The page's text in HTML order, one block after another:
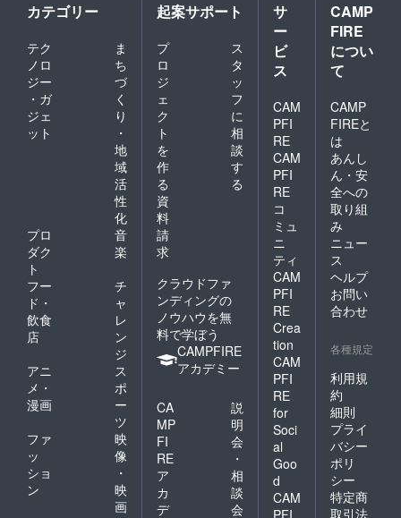
カテゴリー
テク
ノロ
ジー
・ガ
ジェ
ット
ま
ち
づ
く
り
・
地
域
活
性
化
プロ
ダク
ト
音
楽
フー
ド・
飲食
店
チ
ャ
レ
ン
ジ
アニ
メ・
漫画
ス
ポ
ー
ツ
ファ
ッ
ショ
ン
映
像
・
映
画
起案サポート
プ
ロ
ジ
ェ
ク
ト
を
作
る
ス
タ
ッ
フ
に
相
談
す
る
資
料
請
求
クラウドファ
ンディングの
ノウハウを無
料で学ぼう
CAMPFIRE
アカデミー
CA
MP
FI
RE
ア
カ
デ
説
明
会
・
相
談
会
サ
ー
ビ
ス
CAM
PFI
RE
CAM
PFI
RE
コ
ミュ
ニ
ティ
CAM
PFI
RE
Crea
tion
CAM
PFI
RE
for
Soci
al
Goo
d
CAM
CAMP
FIRE
につい
て
CAMP
FIREと
は
あんし
ん・安
全への
取り組
み
ニュー
ス
ヘルプ
お問い
合わせ
各種規定
利用規
約
細則
プライ
バシー
ポリ
シー
特定商
取引法